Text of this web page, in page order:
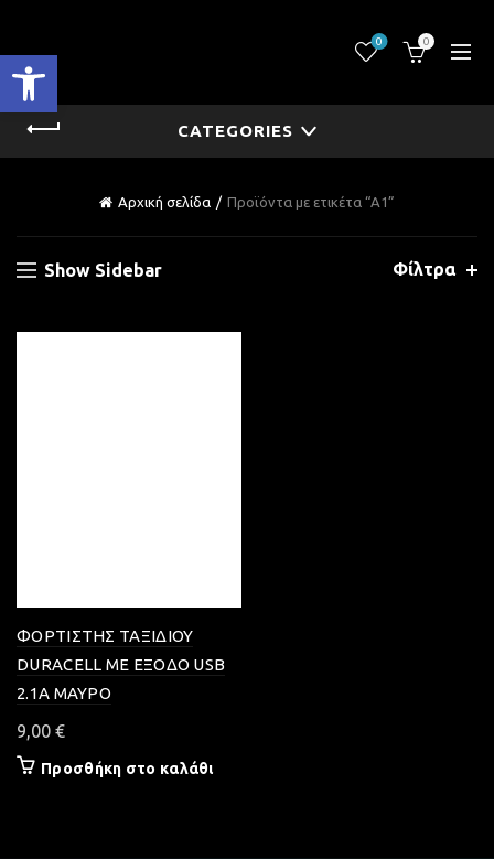
Ανοίξτε τη γραμμή εργαλείων
0 0
CATEGORIES
Αρχική σελίδα Προϊόντα με ετικέτα “A1”
Show Sidebar Φίλτρα
ΦΟΡΤΙΣΤΗΣ ΤΑΞΙΔΙΟΥ
DURACELL ΜΕ ΕΞΟΔΟ USB
2.1A ΜΑΥΡΟ
9,00 €
Προσθήκη στο καλάθι